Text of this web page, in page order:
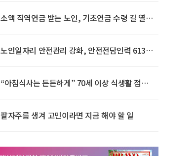
소액 직역연금 받는 노인, 기초연금 수령 길 열린
노인일자리 안전관리 강화, 안전전담인력 613명
“아침식사는 든든하게” 70세 이상 식생활 점수
팔자주름 생겨 고민이라면 지금 해야 할 일